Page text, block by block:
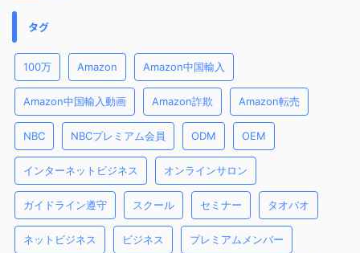
タグ
100万 Amazon Amazon中国輸入
Amazon中国輸入動画 Amazon詐欺 Amazon転売
NBC NBCプレミアム会員 ODM OEM
インターネットビジネス オンラインサロン
ガイドライン遵守 スクール セミナー タオバオ
ネットビジネス ビジネス プレミアムメンバー